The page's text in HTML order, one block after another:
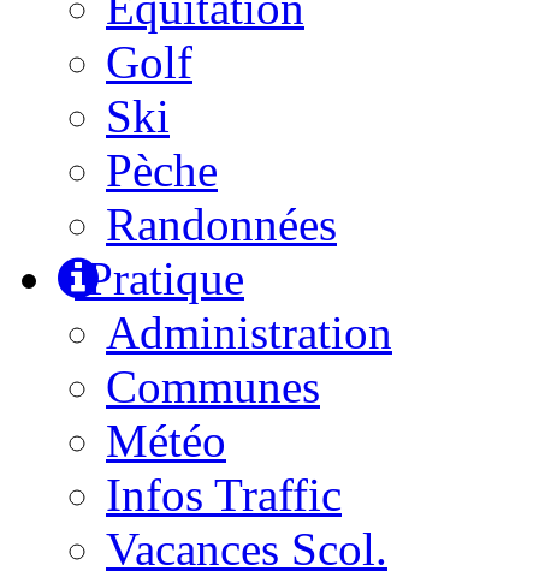
Golf
Ski
Pèche
Randonnées
Pratique
Administration
Communes
Météo
Infos Traffic
Vacances Scol.